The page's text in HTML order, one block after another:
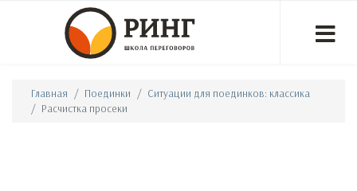
Главная Поединки
Ситуации для поединков: классика
Расчистка просеки